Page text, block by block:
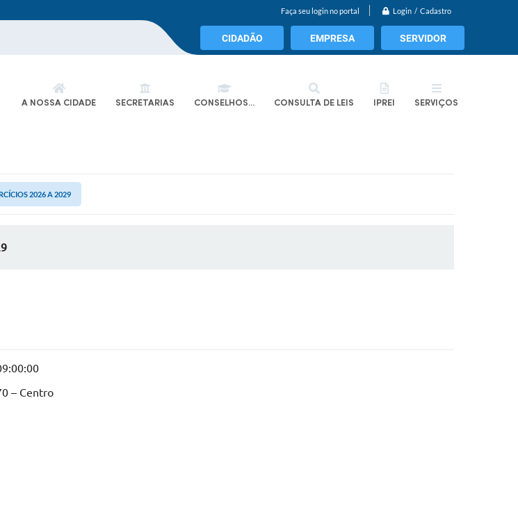
Faça seu login no portal Login / Cadastro
CIDADÃO EMPRESA SERVIDOR
A NOSSA CIDADE SECRETARIAS CONSELHOS... CONSULTA DE LEIS IPREI SERVIÇOS
2026 A 2029
– Centro